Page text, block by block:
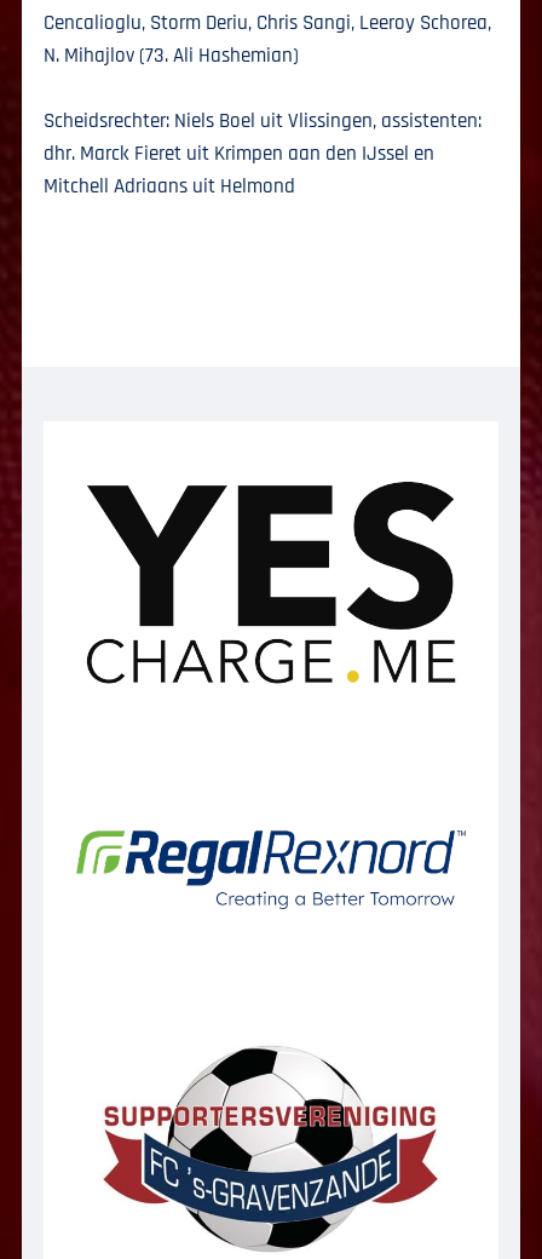
Cencalioglu, Storm Deriu, Chris Sangi, Leeroy Schorea,
N. Mihajlov (73. Ali Hashemian)
Scheidsrechter: Niels Boel uit Vlissingen, assistenten:
dhr. Marck Fieret uit Krimpen aan den IJssel en
Mitchell Adriaans uit Helmond